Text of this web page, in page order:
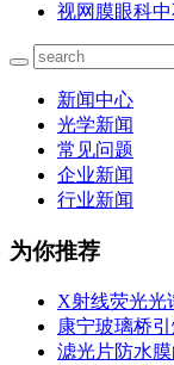
视网膜眼科
新闻中心
光学新闻
常见问题
企业新闻
行业新闻
为你推荐
X射线荧光光
康宁玻璃桥
滤光片防水